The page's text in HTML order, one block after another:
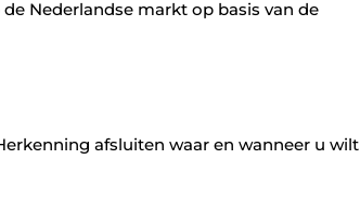
Nederlandse markt op basis van de
afsluiten waar en wanneer u wilt